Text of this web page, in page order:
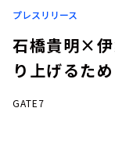
プレスリリース
石橋貴明×伊
り上げるため
GATE7